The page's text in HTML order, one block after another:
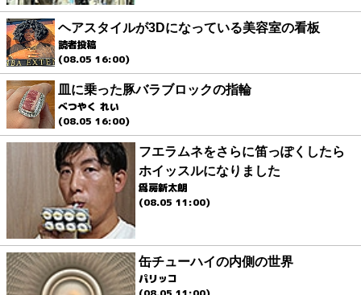
ヘアスタイルが3Dになっている美容室の看板
読者投稿
(08.05 16:00)
皿に乗った豚バラブロックの指輪
べつやく れい
(08.05 16:00)
フエラムネをさらに笛っぽくしたら
ホイッスルになりました
爲房新太朗
(08.05 11:00)
缶チューハイの内側の世界
パリッコ